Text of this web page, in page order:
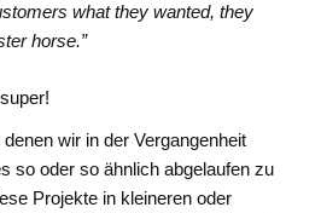
what they wanted, they
horse.”
wir in der Vergangenheit
so oder so ähnlich abgelaufen zu
Projekte in kleineren oder